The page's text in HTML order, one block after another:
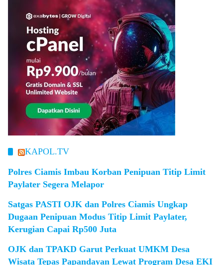
KAPOL.TV
Polres Ciamis Imbau Korban Penipuan Titip Limit
Paylater Segera Melapor
Satgas PASTI OJK dan Polres Ciamis Ungkap
Dugaan Penipuan Modus Titip Limit Paylater,
Kerugian Capai Rp500 Juta
OJK dan TPAKD Garut Perkuat UMKM Desa
Wisata Tepas Papandayan Lewat Program Desa EKI